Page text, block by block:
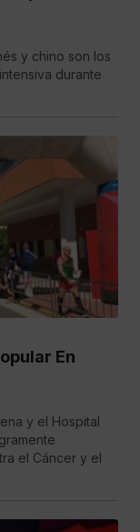
y chino son los
durante
En
y el Hospital
el Cáncer y el